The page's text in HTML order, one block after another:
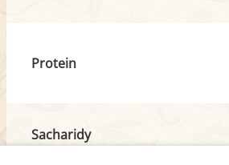
Protein
Sacharidy